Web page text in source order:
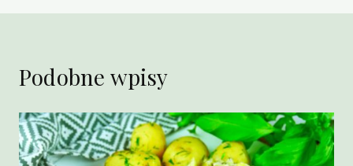
Podobne wpisy